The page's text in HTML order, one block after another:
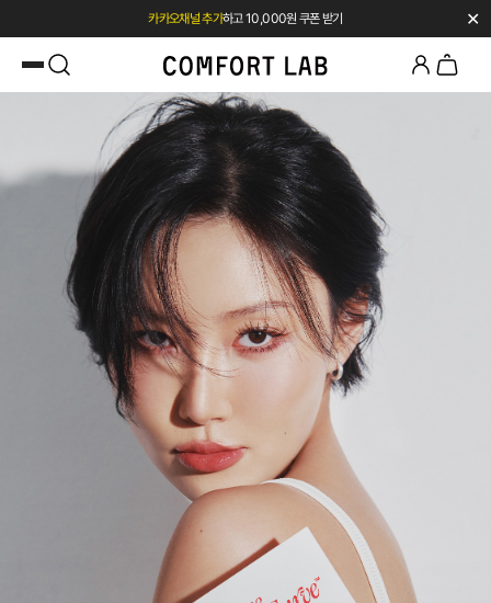
카카오채널 추가하고 10,000원 쿠폰 받기
첫 구매 시 베스트셀러 50% 즉시 할인
✕